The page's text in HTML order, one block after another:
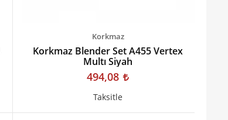
Korkmaz
Korkmaz Blender Set A455 Vertex
Multı Siyah
494,08
Taksitle